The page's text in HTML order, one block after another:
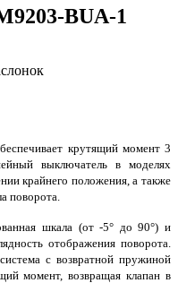
BUA-1
крутящий момент 3
выключатель в моделях
крайнего положения, а также
поворота.
шкала (от -5° до 90°) и
отображения поворота.
с возвратной пружиной
момент, возвращая клапан в